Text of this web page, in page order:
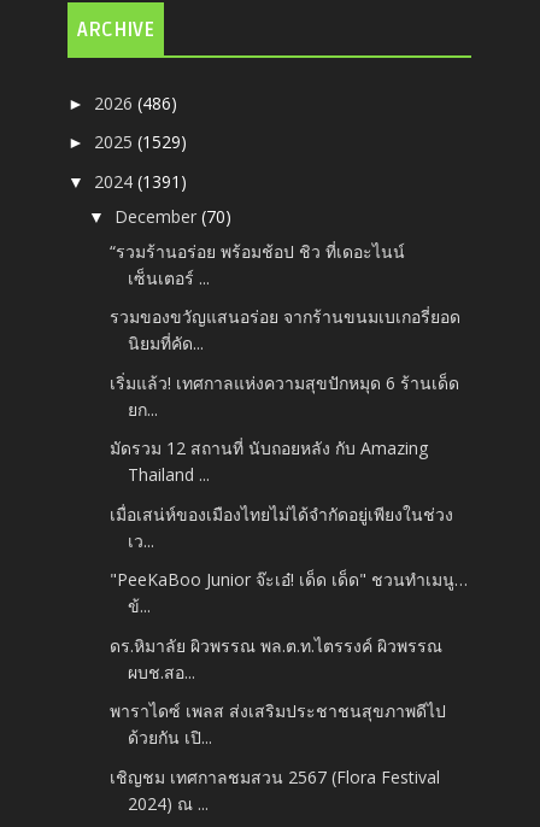
ARCHIVE
► 2026(486)
► 2025(1529)
▼ 2024(1391)
▼ December(70)
“รวมร้านอร่อย พร้อมช้อป ชิว ที่เดอะไนน์
เซ็นเตอร์ ...
รวมของขวัญแสนอร่อย จากร้านขนมเบเกอรี่ยอด
นิยมที่คัด...
เริ่มแล้ว! เทศกาลแห่งความสุขปักหมุด 6 ร้านเด็ด
ยก...
มัดรวม 12 สถานที่ นับถอยหลัง กับ Amazing
Thailand ...
เมื่อเสน่ห์ของเมืองไทยไม่ได้จำกัดอยู่เพียงในช่วง
เว...
"PeeKaBoo Junior จ๊ะเอ๋! เด็ด เด็ด" ชวนทำเมนู…
ข้...
ดร.หิมาลัย ผิวพรรณ พล.ต.ท.ไตรรงค์ ผิวพรรณ
ผบช.สอ...
พาราไดซ์ เพลส ส่งเสริมประชาชนสุขภาพดีไป
ด้วยกัน เปิ...
เชิญชม เทศกาลชมสวน 2567 (Flora Festival
2024) ณ ...